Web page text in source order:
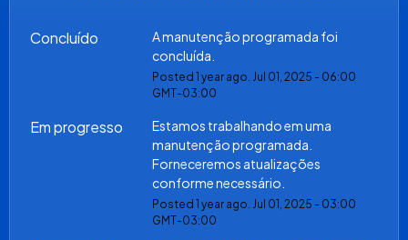
Concluído
A manutenção programada foi
concluída.
Posted 1 year ago. Jul 01 , 2025 - 06:00
GMT-03:00
Em progresso
Estamos trabalhando em uma
manutenção programada.
Forneceremos atualizações
conforme necessário.
Posted 1 year ago. Jul 01 , 2025 - 03:00
GMT-03:00